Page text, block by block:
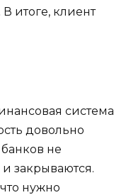
итоге, клиент
система
довольно
не
закрываются.
нужно